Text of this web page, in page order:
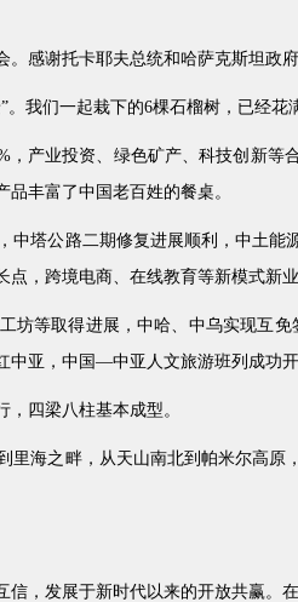
感谢托卡耶夫总统和哈萨克斯坦政府
我们一起栽下的6棵石榴树，已经花
，产业投资、绿色矿产、科技创新
丰富了中国老百姓的餐桌。
塔公路二期修复进展顺利，中土
，跨境电商、在线教育等新模式新
坊等取得进展，中哈、中乌实现互
亚，中国—中亚人文旅游班列成功
四梁八柱基本成型。
里海之畔，从天山南北到帕米尔高
，发展于新时代以来的开放共赢